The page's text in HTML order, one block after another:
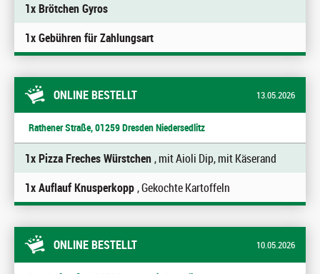
1x Brötchen Gyros
1x Gebühren für Zahlungsart
ONLINE BESTELLT 13.05.2026
Rathener Straße, 01259 Dresden Niedersedlitz
1x Pizza Freches Würstchen, mit Aioli Dip, mit Käserand
1x Auflauf Knusperkopp, Gekochte Kartoffeln
ONLINE BESTELLT 10.05.2026